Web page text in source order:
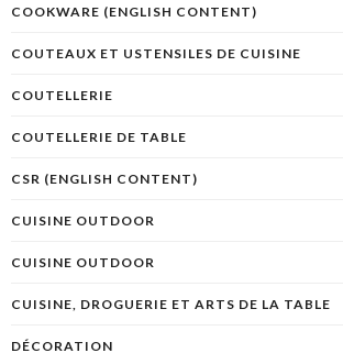
COOKWARE (ENGLISH CONTENT)
COUTEAUX ET USTENSILES DE CUISINE
COUTELLERIE
COUTELLERIE DE TABLE
CSR (ENGLISH CONTENT)
CUISINE OUTDOOR
CUISINE OUTDOOR
CUISINE, DROGUERIE ET ARTS DE LA TABLE
DÉCORATION